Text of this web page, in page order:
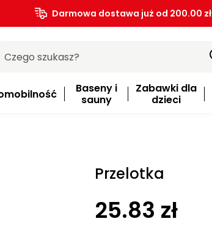
Darmowa dostawa już od 200.00 zł
Baseny i
sauny
Zabawki dla
dzieci
Przelotka
25.83 zł